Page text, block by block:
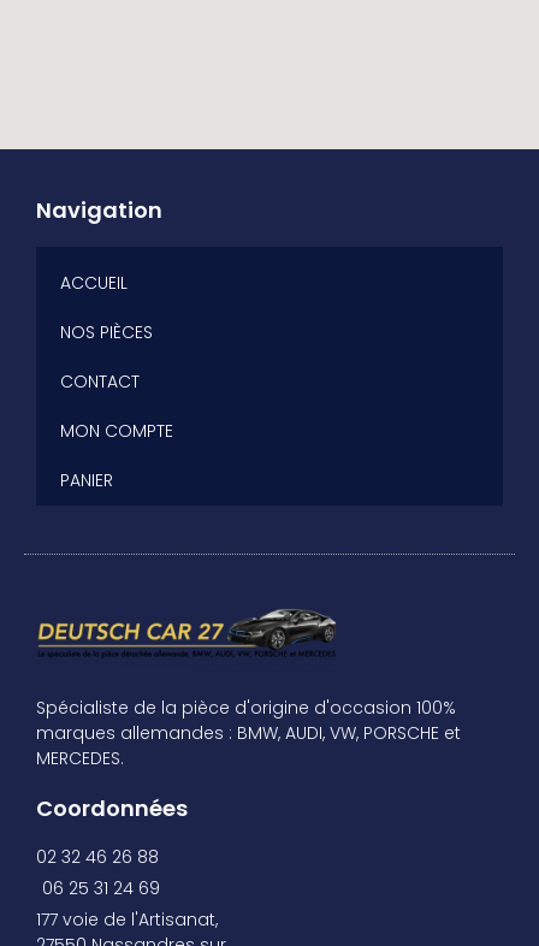
Navigation
ACCUEIL
NOS PIÈCES
CONTACT
MON COMPTE
PANIER
Spécialiste de la pièce d'origine d'occasion 100%
marques allemandes : BMW, AUDI, VW, PORSCHE et
MERCEDES.
Coordonnées
02 32 46 26 88
06 25 31 24 69
177 voie de l'Artisanat,